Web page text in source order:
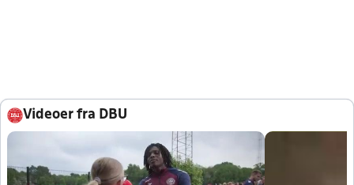
Videoer fra DBU